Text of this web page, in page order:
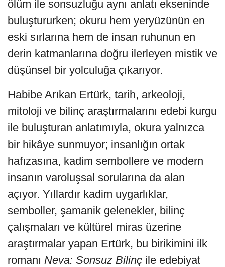
ölüm ile sonsuzluğu aynı anlatı ekseninde
buluştururken; okuru hem yeryüzünün en
eski sırlarına hem de insan ruhunun en
derin katmanlarına doğru ilerleyen mistik ve
düşünsel bir yolculuğa çıkarıyor.
Habibe Arıkan Ertürk, tarih, arkeoloji,
mitoloji ve bilinç araştırmalarını edebi kurgu
ile buluşturan anlatımıyla, okura yalnızca
bir hikâye sunmuyor; insanlığın ortak
hafızasına, kadim sembollere ve modern
insanın varoluşsal sorularına da alan
açıyor. Yıllardır kadim uygarlıklar,
semboller, şamanik gelenekler, bilinç
çalışmaları ve kültürel miras üzerine
araştırmalar yapan Ertürk, bu birikimini ilk
romanı Neva: Sonsuz Bilinç ile edebiyat